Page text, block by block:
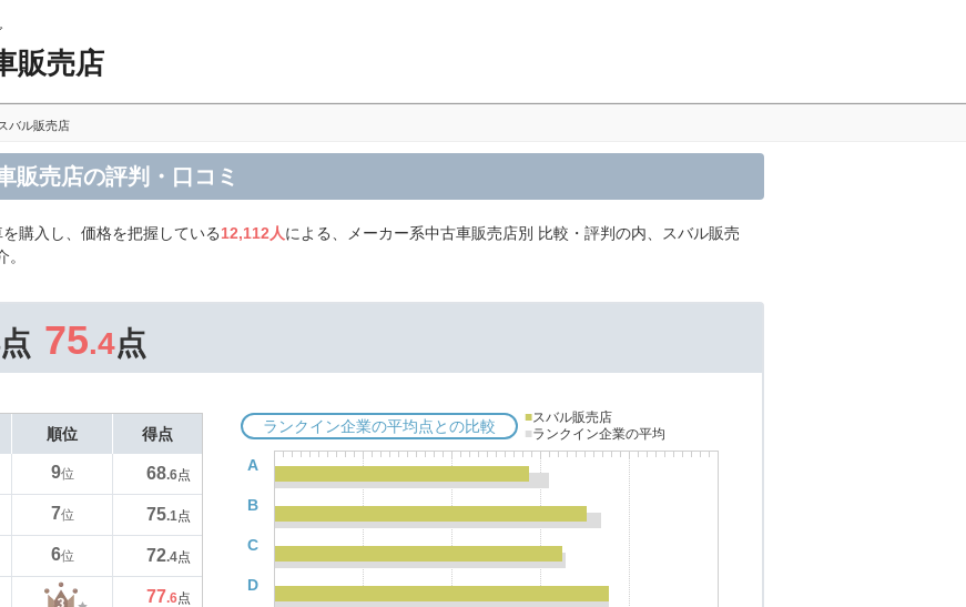
販売店
バル販売店
販売店の評判・口コミ
購入し、価格を把握している12,112人による、メーカー系中古車販売店別 比較・評判の内、スバル販売
75.4点
順位 得点
9位 68.6点
7位 75.1点
6位 72.4点
77.6点
ランクイン企業の平均点との比較 ■スバル販売店
■ランクイン企業の平均
A
B
C
D